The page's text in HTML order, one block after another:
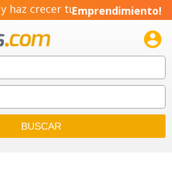
haz crecer tuEmprendimiento!
